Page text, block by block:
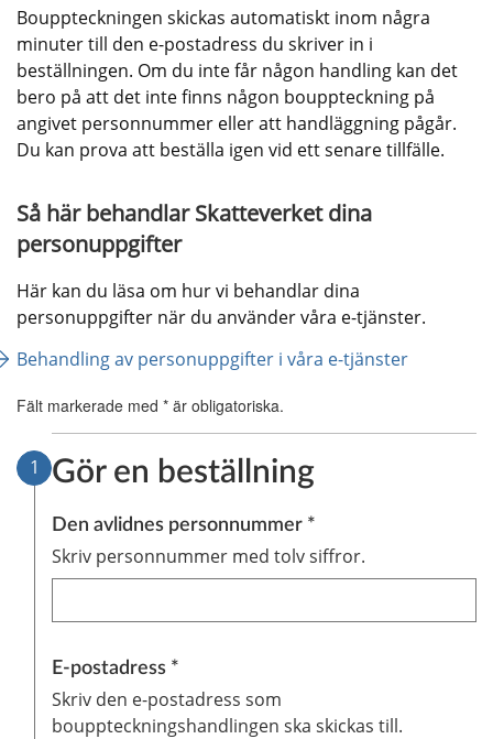
Bouppteckningen skickas automatiskt inom några
minuter till den e-postadress du skriver in i
beställningen. Om du inte får någon handling kan det
bero på att det inte finns någon bouppteckning på
angivet personnummer eller att handläggning pågår.
Du kan prova att beställa igen vid ett senare tillfälle.
Så här behandlar Skatteverket dina
personuppgifter
Här kan du läsa om hur vi behandlar dina
personuppgifter när du använder våra e-tjänster.
Behandling av personuppgifter i våra e-tjänster
Fält markerade med * är obligatoriska.